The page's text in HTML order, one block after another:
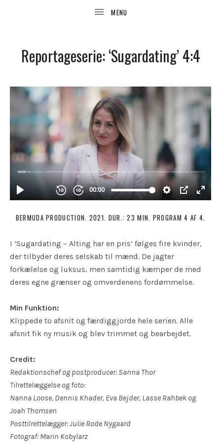
Reportageserie: ‘Sugardating’ 4:4
BERMUDA PRODUCTION. 2021. DUR.: 23 MIN. PROGRAM 4 AF 4.
I ‘Sugardating – Alting har en pris’ følges fire kvinder,
der tilbyder deres selskab til mænd. De jagter
forkælelse og luksus, men samtidig kæmper de med
deres egne grænser og omverdenens fordømmelse.
Min Funktion:
Klippede to afsnit og færdiggjorde hele serien. Alle
afsnit fik ny musik og blev trimmet og bearbejdet.
Credit:
Redaktionschef og postproducer: Sanna Thor
Tilrettelæggelse og foto:
Nanna Loose, Dennis Khader, Eva Bejder, Lasse Rahbek og
Joah Thomsen
Posttilrettelægger: Julie Rode Nygaard
Fotograf: Marin Kobylarz